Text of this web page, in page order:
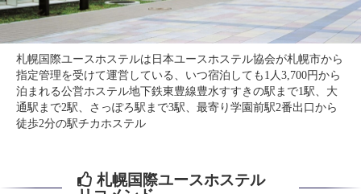
札幌国際ユースホステルは日本ユースホステル協会が札幌市から
指定管理を受けて運営している、いつ宿泊しても1人3,700円から
泊まれる公営ホステル地下鉄東豊線豊水すすきの駅まで1駅、大
通駅まで2駅、さっぽろ駅まで3駅、最寄り学園前駅2番出口から
徒歩2分の駅チカホステル
札幌国際ユースホステル